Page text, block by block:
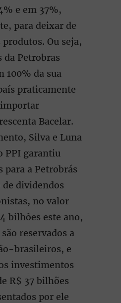
e em 37%,
para deixar de
Ou seja,
da Petrobras
100% da sua
praticamente
Bacelar.
Silva e Luna
PPI garantiu
para a Petrobrás
de dividendos
no valor
bilhões este ano,
reservados a
brasileiros, e
investimentos
R$ 37 bilhões
por ele